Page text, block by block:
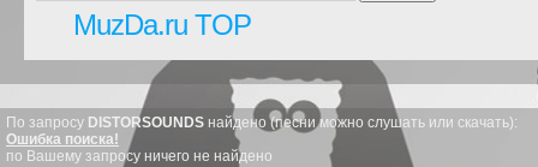
MuzDa.ru TOP
По запросу DISTORSOUNDS найдено (песни можно слушать или скачать):
Ошибка поиска!
по Вашему запросу ничего не найдено